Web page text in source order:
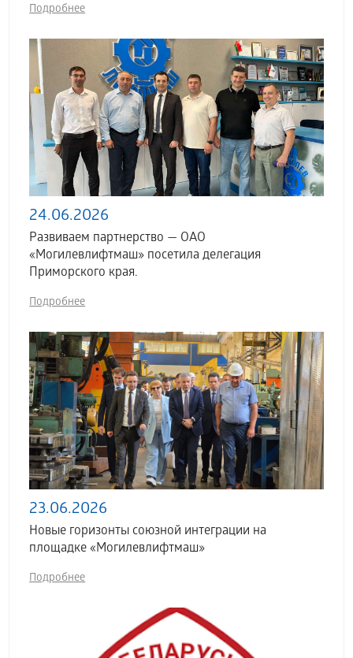
Подробнее
24.06.2026
Развиваем партнерство — ОАО
«Могилевлифтмаш» посетила делегация
Приморского края.
Подробнее
23.06.2026
Новые горизонты союзной интеграции на
площадке «Могилевлифтмаш»
Подробнее